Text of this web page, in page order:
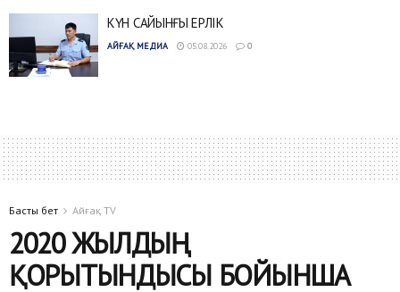
КҮН САЙЫНҒЫ ЕРЛІК
АЙҒАҚ МЕДИА 05.08.2026 0
Басты бет Айғақ TV
2020 ЖЫЛДЫҢ
ҚОРЫТЫНДЫСЫ БОЙЫНША